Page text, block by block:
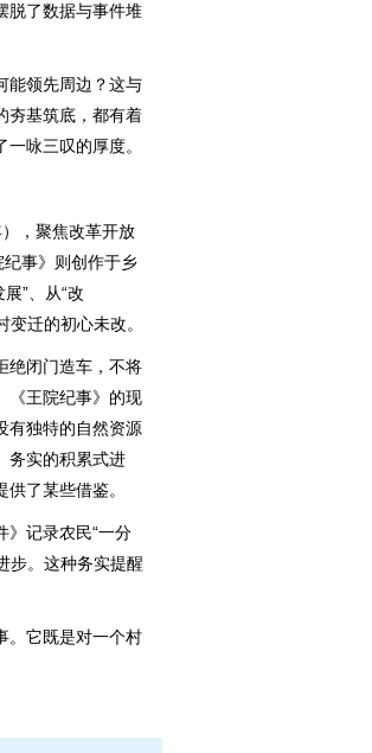
脱了数据与事件堆
领先周边？这与
夯基筑底，都有着
咏三叹的厚度。
，聚焦改革开放
纪事》则创作于乡
”、从“改
迁的初心未改。
闭门造车，不将
《王院纪事》的现
有独特的自然资源
务实的积累式进
了某些借鉴。
记录农民“一分
步。这种务实提醒
它既是对一个村